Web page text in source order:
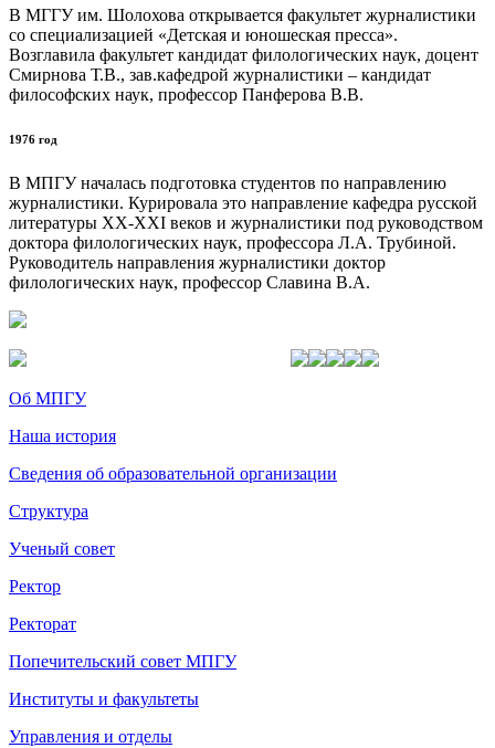
В МГГУ им. Шолохова открывается факультет журналистики
со специализацией «Детская и юношеская пресса».
Возглавила факультет кандидат филологических наук, доцент
Смирнова Т.В., зав.кафедрой журналистики – кандидат
философских наук, профессор Панферова В.В.
1976 год
В МПГУ началась подготовка студентов по направлению
журналистики. Курировала это направление кафедра русской
литературы ХХ-ХХI веков и журналистики под руководством
доктора филологических наук, профессора Л.А. Трубиной.
Руководитель направления журналистики доктор
филологических наук, профессор Славина В.А.
Об МПГУ
Наша история
Сведения об образовательной организации
Структура
Ученый совет
Ректор
Ректорат
Попечительский совет МПГУ
Институты и факультеты
Управления и отделы